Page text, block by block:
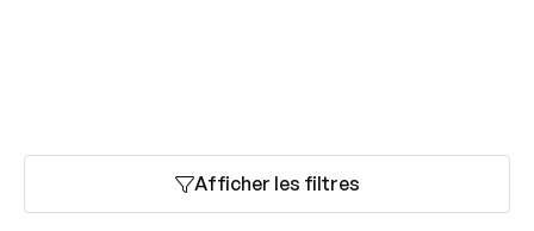
Afficher les filtres